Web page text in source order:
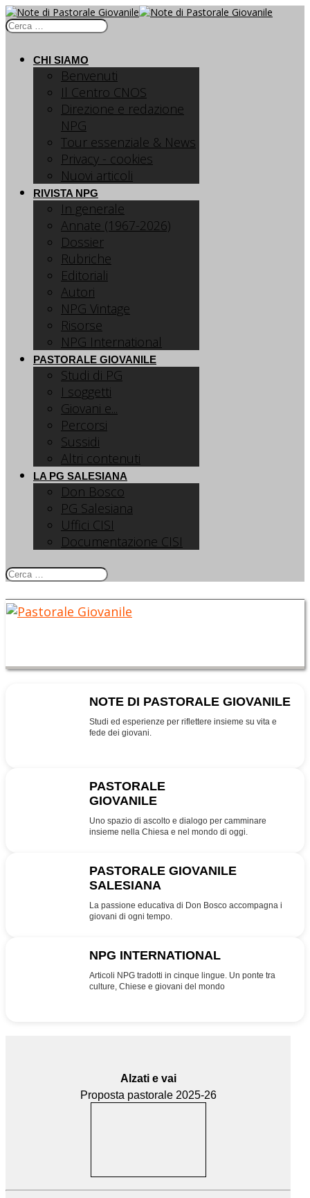
CHI SIAMO
Benvenuti
Il Centro CNOS
Direzione e redazione
NPG
Tour essenziale & News
Privacy - cookies
Nuovi articoli
RIVISTA NPG
In generale
Annate (1967-2026)
Dossier
Rubriche
Editoriali
Autori
NPG Vintage
Risorse
NPG International
PASTORALE GIOVANILE
Studi di PG
I soggetti
Giovani e...
Percorsi
Sussidi
Altri contenuti
LA PG SALESIANA
Don Bosco
PG Salesiana
Uffici CISI
Documentazione CISI
NOTE DI PASTORALE GIOVANILE
Studi ed esperienze per riflettere insieme su vita e
fede dei giovani.
PASTORALE
GIOVANILE
Uno spazio di ascolto e dialogo per camminare
insieme nella Chiesa e nel mondo di oggi.
PASTORALE GIOVANILE
SALESIANA
La passione educativa di Don Bosco accompagna i
giovani di ogni tempo.
NPG INTERNATIONAL
Articoli NPG tradotti in cinque lingue. Un ponte tra
culture, Chiese e giovani del mondo
Alzati e vai
Proposta pastorale 2025-26